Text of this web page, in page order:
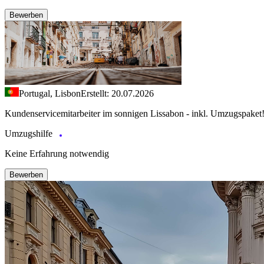
Bewerben
Portugal, LisbonErstellt: 20.07.2026
Kundenservicemitarbeiter im sonnigen Lissabon - inkl. Umzugspaket!
Umzugshilfe
Keine Erfahrung notwendig
Bewerben